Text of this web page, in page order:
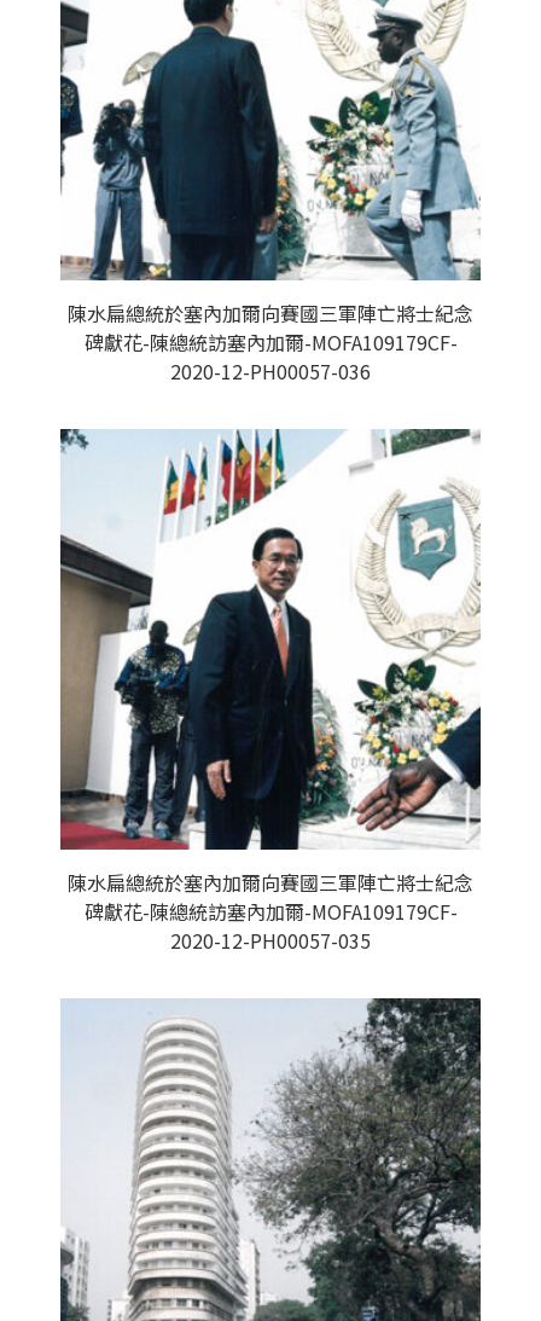
陳水扁總統於塞內加爾向賽國三軍陣亡將士紀念
碑獻花-陳總統訪塞內加爾-MOFA109179CF-
2020-12-PH00057-036
陳水扁總統於塞內加爾向賽國三軍陣亡將士紀念
碑獻花-陳總統訪塞內加爾-MOFA109179CF-
2020-12-PH00057-035